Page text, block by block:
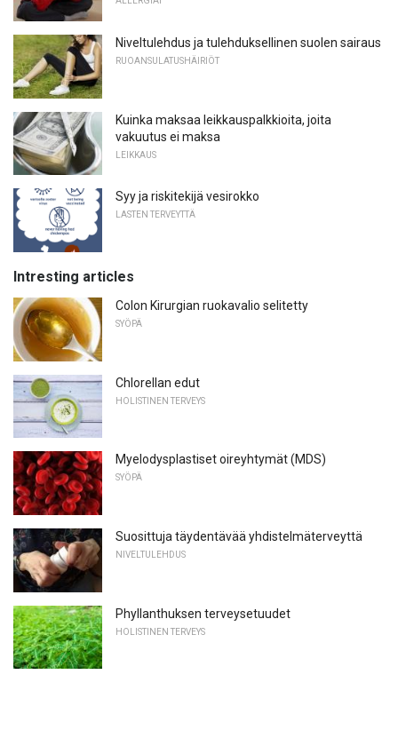
Niveltulehdus ja tulehduksellinen suolen sairaus
RUOANSULATUSHÄIRIÖT
Kuinka maksaa leikkauspalkkioita, joita
vakuutus ei maksa
LEIKKAUS
Syy ja riskitekijä vesirokko
LASTEN TERVEYTTÄ
Intresting articles
Colon Kirurgian ruokavalio selitetty
SYÖPÄ
Chlorellan edut
HOLISTINEN TERVEYS
Myelodysplastiset oireyhtymät (MDS)
SYÖPÄ
Suosittuja täydentävää yhdistelmäterveyttä
NIVELTULEHDUS
Phyllanthuksen terveysetuudet
HOLISTINEN TERVEYS